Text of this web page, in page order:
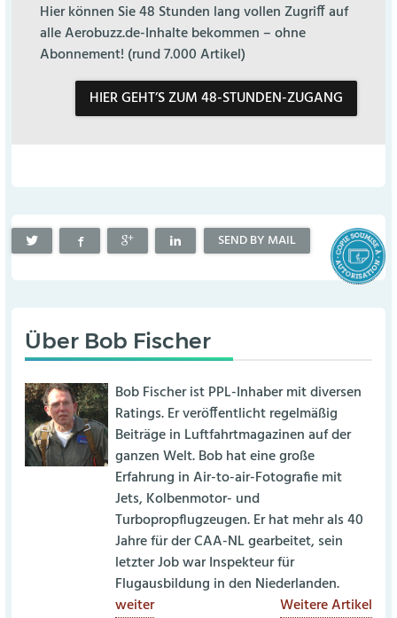
Hier können Sie 48 Stunden lang vollen Zugriff auf
alle Aerobuzz.de-Inhalte bekommen – ohne
Abonnement! (rund 7.000 Artikel)
HIER GEHT’S ZUM 48-STUNDEN-ZUGANG
SEND BY MAIL
Über Bob Fischer
Bob Fischer ist PPL-Inhaber mit diversen
Ratings. Er veröffentlicht regelmäßig
Beiträge in Luftfahrtmagazinen auf der
ganzen Welt. Bob hat eine große
Erfahrung in Air-to-air-Fotografie mit
Jets, Kolbenmotor- und
Turbopropflugzeugen. Er hat mehr als 40
Jahre für der CAA-NL gearbeitet, sein
letzter Job war Inspekteur für
Flugausbildung in den Niederlanden.
weiter
Weitere Artikel